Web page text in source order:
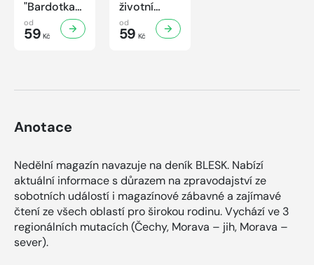
"Bardotka"
Jana
Brejchová
Mezi slávou
od
59 Kč
životní
příběh
sympaťáka
českého
od
59 Kč
Anotace
Nedělní magazín navazuje na deník BLESK. Nabízí
aktuální informace s důrazem na zpravodajství ze
sobotních událostí i magazínové zábavné a zajímavé
čtení ze všech oblastí pro širokou rodinu. Vychází ve 3
regionálních mutacích (Čechy, Morava – jih, Morava –
sever).